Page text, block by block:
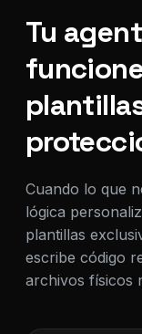
Tu
Cuando lo que
lógica
plantillas
escribe código
archivos físicos